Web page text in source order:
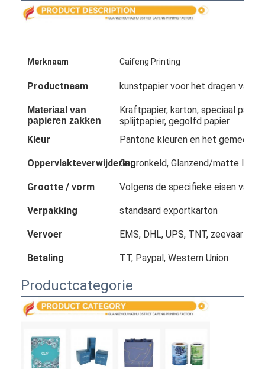
Merknaam Caifeng Printing
Productnaam kunstpapier voor het dragen van
Materiaal van
papieren zakken
Kraftpapier, karton, speciaal
splijtpapier, gegolfd papier
Kleur
Pantone kleuren en het
OppervlakteverwijderingGepronkeld, Glanzend/matte
Grootte / vorm Volgens de specifieke eisen van
Verpakking standaard exportkarton
Vervoer EMS, DHL, UPS, TNT, zeevaart,
Betaling TT, Paypal, Western Union
Productcategorie